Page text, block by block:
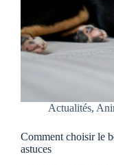
Actualités,
Comment choisir le
astuces